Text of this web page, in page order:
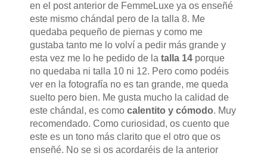
en el post anterior de FemmeLuxe ya os enseñé
este mismo chándal pero de la talla 8. Me
quedaba pequeño de piernas y como me
gustaba tanto me lo volví a pedir más grande y
esta vez me lo he pedido de la talla 14porque
no quedaba ni talla 10 ni 12. Pero como podéis
ver en la fotografía no es tan grande, me queda
suelto pero bien. Me gusta mucho la calidad de
este chándal, es comocalentito y cómodo. Muy
recomendado. Como curiosidad, os cuento que
este es un tono más clarito que el otro que os
enseñé. No se si os acordaréis de la anterior